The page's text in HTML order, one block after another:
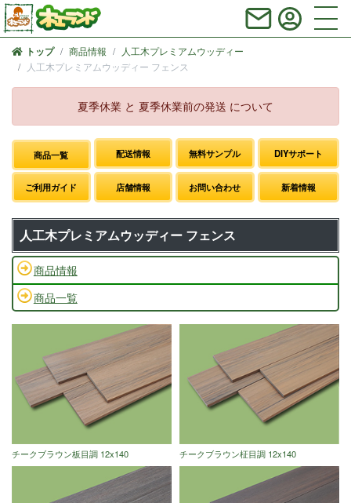
トップ 商品情報
人工木プレミアムウッディー
人工木プレミアムウッディー フェンス
夏季休業 と 夏季休業前の発送 について
商品一覧 配送情報 無料サンプル DIYサポート
ご利用ガイド 店舗情報 お問い合わせ 新着情報
人工木プレミアムウッディー フェンス
商品情報
商品一覧
チークブラウン板目調 12x140 チークブラウン柾目調 12x140